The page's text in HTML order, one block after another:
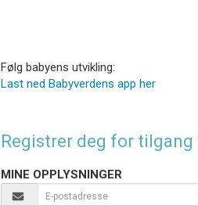
Følg babyens utvikling:
Last ned Babyverdens app her
Registrer deg for tilgang
MINE OPPLYSNINGER